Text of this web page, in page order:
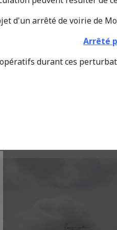
d'un arrêté de voirie de
Arrêté
durant ces
de Manot : Pays d'Art et